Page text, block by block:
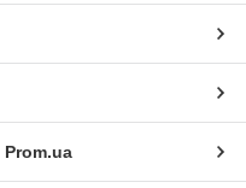
Prom.ua